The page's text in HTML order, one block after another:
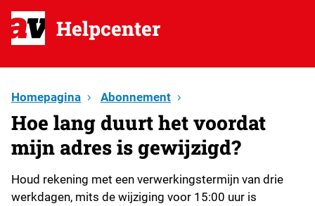
Helpcenter
Homepagina Abonnement
Hoe lang duurt het voordat
mijn adres is gewijzigd?
Houd rekening met een verwerkingstermijn van drie
werkdagen, mits de wijziging voor 15:00 uur is